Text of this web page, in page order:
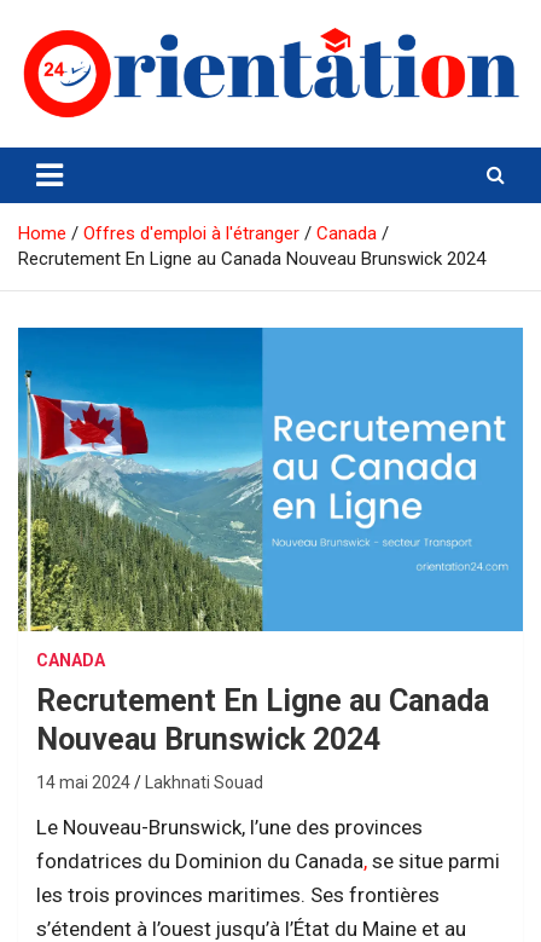
content
Orientation24
Emploi et Orientation au Maroc
Home Offres d'emploi à l'étranger
Canada
Recrutement En Ligne au Canada Nouveau Brunswick 2024
CANADA
Recrutement En Ligne au Canada
Nouveau Brunswick 2024
14 mai 2024 Lakhnati Souad
Le Nouveau-Brunswick, l’une des provinces
fondatrices du Dominion du Canada, se situe parmi
les trois provinces maritimes. Ses frontières
s’étendent à l’ouest jusqu’à l’État du Maine et au